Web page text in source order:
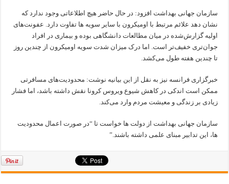
سازمان جهانی بهداشت افزود: در حال حاضر هیچ اطلاعاتی وجود ندارد که
نشان دهد علائم مرتبط با اومیکرون با سایر سویه ها تفاوت دارد. عفونت‌های
اولیه گزارش‌شده در میان مطالعات دانشگاهی بوده و بیماری در افراد
جوان‌تری خفیف‌تر است. اما درک میزان شدت سویه اومیکرون از چندین روز
تا چندین هفته طول می‌کشد.
خبرگزاری فرانسه نیز به نقل از این بیانیه نوشت: محدودیت‌های مسافرتی
ممکن است اندکی در کاهش شیوع ویروس کرونا نقش داشته باشد، اما فشار
زیادی بر زندگی و معیشت مردم وارد می‌کند.
سازمان جهانی بهداشت از دولت ها خواست تا “در صورت اعمال محدودیت
ها، این تدابیر مبنای علمی داشته باشند.”